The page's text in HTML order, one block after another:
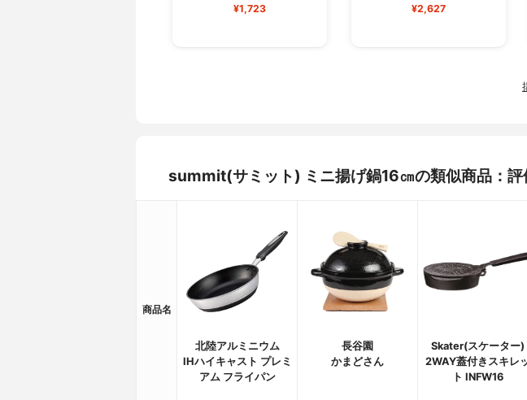
¥1,723 ¥2,627
summit(サミット) ミニ揚げ鍋16㎝の類似商品：評
商品名
北陸アルミニウム
IHハイキャスト プレミ
アム フライパン
長谷園
かまどさん
Skater(スケーター)
2WAY蓋付きスキレ
ト INFW16